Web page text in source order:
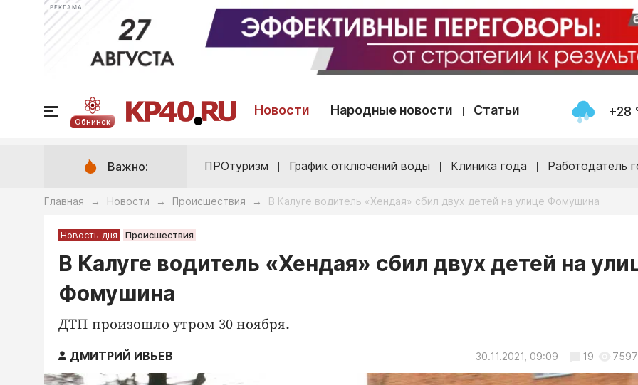
РЕКЛАМА
Обнинск
Новости Народные новости Статьи +28
Важно: ПРОтуризм График отключений воды Клиника года Работодатель
Главная → Новости → Происшествия → В Калуге водитель «Хендая» сбил двух детей на улице Фомушина
Новость дня Происшествия
В Калуге водитель «Хендая» сбил двух детей на
Фомушина
ДТП произошло утром 30 ноября.
ДМИТРИЙ ИВЬЕВ 30.11.2021, 09:09 19 7597